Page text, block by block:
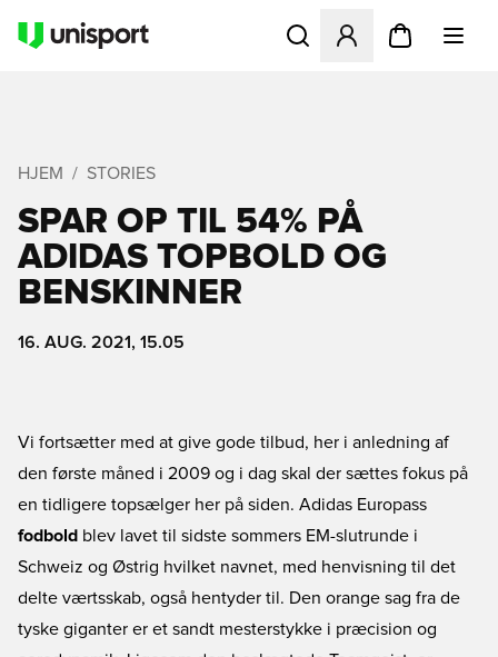
Åbner en Modal til at
HJEM STORIES
SPAR OP TIL 54% PÅ
ADIDAS TOPBOLD OG
BENSKINNER
16. AUG. 2021, 15.05
Vi fortsætter med at give gode tilbud, her i anledning af
den første måned i 2009 og i dag skal der sættes fokus på
en tidligere topsælger her på siden. Adidas Europass
fodbold blev lavet til sidste sommers EM-slutrunde i
Schweiz og Østrig hvilket navnet, med henvisning til det
delte værtsskab, også hentyder til. Den orange sag fra de
tyske giganter er et sandt mesterstykke i præcision og